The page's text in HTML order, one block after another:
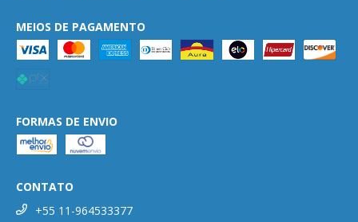
MEIOS DE PAGAMENTO
FORMAS DE ENVIO
CONTATO
+55 11-964533377